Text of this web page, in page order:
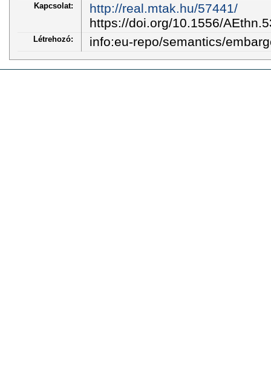
Kapcsolat:
http://real.mtak.hu/57441/
https://doi.org/10.1556/
Létrehozó: info:eu-repo/semantics/